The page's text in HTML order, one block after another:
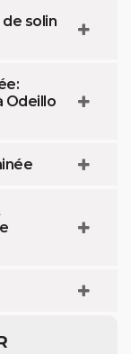
solin
Odeillo